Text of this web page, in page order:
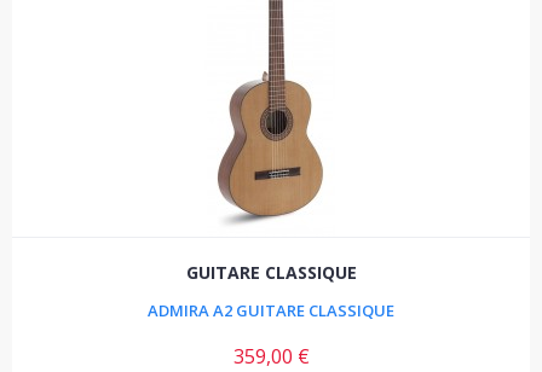
GUITARE CLASSIQUE
ADMIRA A2 GUITARE CLASSIQUE
359,00 €